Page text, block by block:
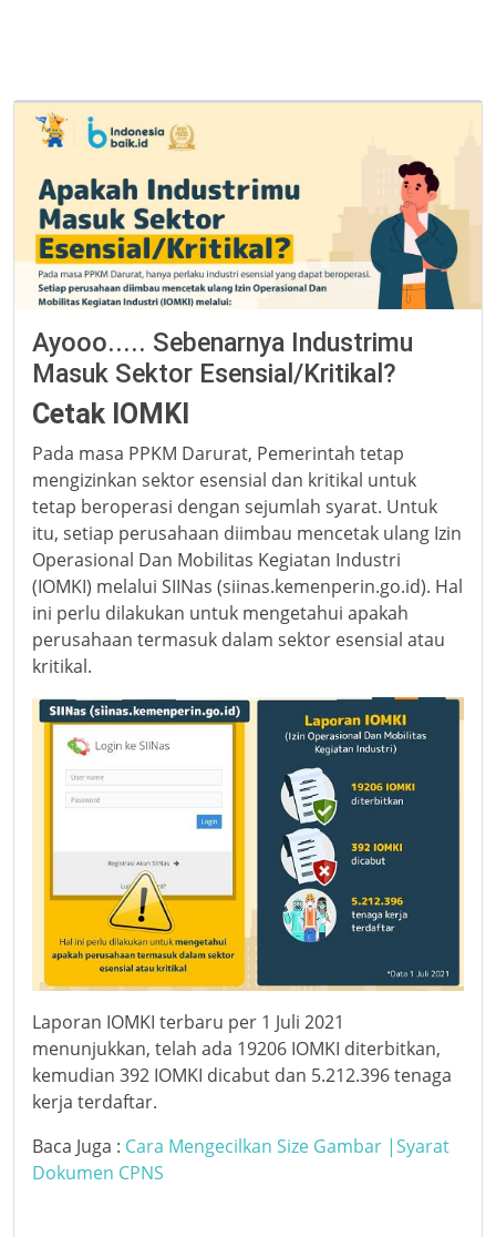
Ayooo..... Sebenarnya Industrimu
Masuk Sektor Esensial/Kritikal?
Cetak IOMKI
Pada masa PPKM Darurat, Pemerintah tetap
mengizinkan sektor esensial dan kritikal untuk
tetap beroperasi dengan sejumlah syarat. Untuk
itu, setiap perusahaan diimbau mencetak ulang Izin
Operasional Dan Mobilitas Kegiatan Industri
(IOMKI) melalui SIINas (siinas.kemenperin.go.id). Hal
ini perlu dilakukan untuk mengetahui apakah
perusahaan termasuk dalam sektor esensial atau
kritikal.
Laporan IOMKI terbaru per 1 Juli 2021
menunjukkan, telah ada 19206 IOMKI diterbitkan,
kemudian 392 IOMKI dicabut dan 5.212.396 tenaga
kerja terdaftar.
Baca Juga : Cara Mengecilkan Size Gambar |Syarat
Dokumen CPNS